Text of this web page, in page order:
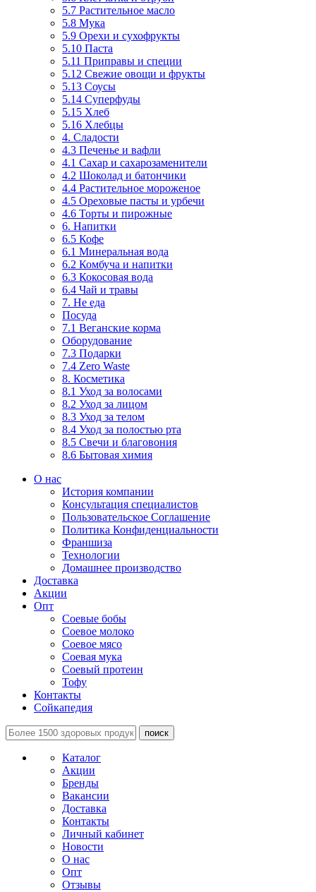
5.7 Растительное масло
5.8 Мука
5.9 Орехи и сухофрукты
5.10 Паста
5.11 Приправы и специи
5.12 Свежие овощи и фрукты
5.13 Соусы
5.14 Суперфуды
5.15 Хлеб
5.16 Хлебцы
4. Сладости
4.3 Печенье и вафли
4.1 Сахар и сахарозаменители
4.2 Шоколад и батончики
4.4 Растительное мороженое
4.5 Ореховые пасты и урбечи
4.6 Торты и пирожные
6. Напитки
6.5 Кофе
6.1 Минеральная вода
6.2 Комбуча и напитки
6.3 Кокосовая вода
6.4 Чай и травы
7. Не еда
Посуда
7.1 Веганские корма
Оборудование
7.3 Подарки
7.4 Zero Waste
8. Косметика
8.1 Уход за волосами
8.2 Уход за лицом
8.3 Уход за телом
8.4 Уход за полостью рта
8.5 Свечи и благовония
8.6 Бытовая химия
О нас
История компании
Консультация специалистов
Пользовательское Соглашение
Политика Конфиденциальности
Франшиза
Технологии
Домашнее производство
Доставка
Акции
Опт
Соевые бобы
Соевое молоко
Соевое мясо
Соевая мука
Соевый протеин
Тофу
Контакты
Сойкапедия
поиск
Каталог
Акции
Бренды
Вакансии
Доставка
Контакты
Личный кабинет
Новости
О нас
Опт
Отзывы